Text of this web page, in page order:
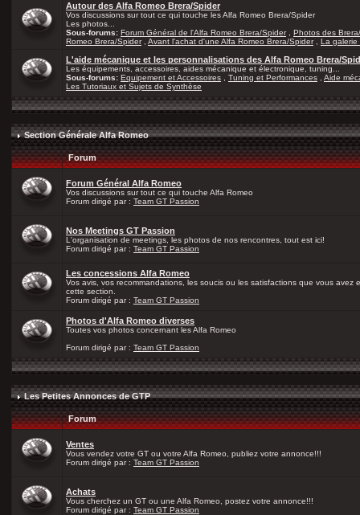
Autour des Alfa Romeo Brera/Spider
Vos discussions sur tout ce qui touche les Alfa Romeo Brera/Spider
Les photos...
Sous-forums: Forum Général de l'Alfa Romeo Brera/Spider, Photos des
Romeo Brera/Spider, Avant l'achat d'une Alfa Romeo Brera/Spider, La galerie
L'aide mécanique et les personnalisations des Alfa Romeo Brera/
Les équipements, accessoires, aides mécanique et électronique, tuning...
Sous-forums: Equipement et Accessoires Tuning et Performances
Aide
Les Tutoriaux et Sujets de Synthèse
Section Générale Alfa Romeo
Forum
Forum Général Alfa Romeo
Vos discussions sur tout ce qui touche Alfa Romeo
Forum dirigé par : Team GT Passion
Nos Meetings GT Passion
L'organisation de meetings, les photos de nos rencontres, tout est ici!
Forum dirigé par : Team GT Passion
Les concessions Alfa Romeo
Vos avis, vos recommandations, les soucis ou les satisfactions que vous avez
cette section.
Forum dirigé par : Team GT Passion
Photos d'Alfa Romeo diverses
Toutes vos photos concernant les Alfa Romeo
Forum dirigé par : Team GT Passion
Les Petites Annonces de GTP
Forum
Ventes
Vous vendez votre GT ou votre Alfa Romeo, publiez votre annonce!!!
Forum dirigé par : Team GT Passion
Achats
Vous cherchez un GT ou une Alfa Romeo, postez votre annonce!!!
Forum dirigé par : Team GT Passion